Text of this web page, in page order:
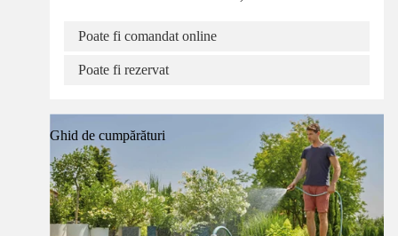
Poate fi comandat online
Poate fi rezervat
Ghid de cumpărături